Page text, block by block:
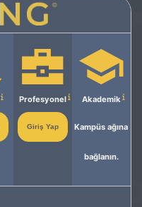
Profesyonel
Giriş Yap
Akademik
Kampüs ağına
bağlanın.